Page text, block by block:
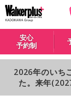
安心
予約制
2026年のいち
た。来年